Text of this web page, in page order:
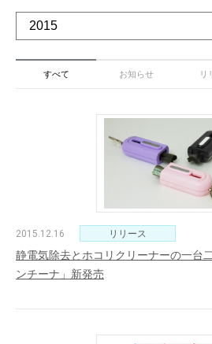
すべて お知らせ リ
2015.12.16 リリース
静電気除去とホコリクリーナーの一台
ンチーナ」新発売